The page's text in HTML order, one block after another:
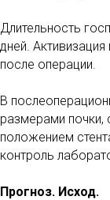
Длительность
дней.
после операции.
В
размерами почки,
положением
контроль
Прогноз. Исход.